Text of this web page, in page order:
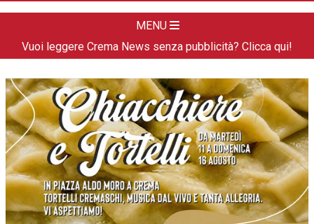
MENU
APPUNTAMENTI
CREMASCO
OROSCOPO
LA PIAZZA
ANIMALI
NECROLOGI
ACCEDI
Vuoi leggere Crema News senza pubblicità? Clicca qui!